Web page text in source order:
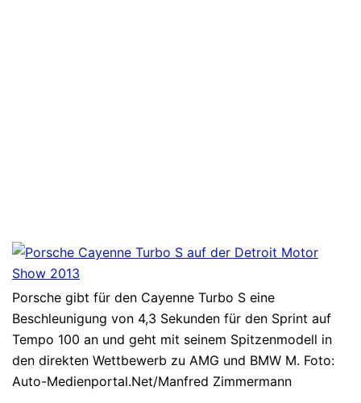
Porsche gibt für den Cayenne Turbo S eine
Beschleunigung von 4,3 Sekunden für den Sprint auf
Tempo 100 an und geht mit seinem Spitzenmodell in
den direkten Wettbewerb zu AMG und BMW M. Foto:
Auto-Medienportal.Net/Manfred Zimmermann